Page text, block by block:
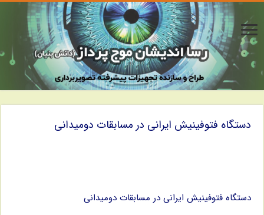
دستگاه فتوفینیش ایرانی در مسابقات دومیدانی
دستگاه فتوفینیش ایرانی در مسابقات دومیدانی